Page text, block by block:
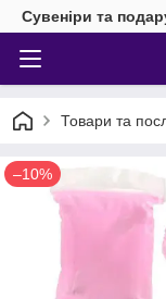
Сувеніри та
Товари та
–10%